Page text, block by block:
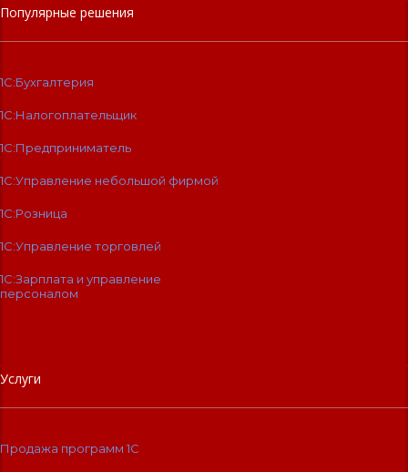
Популярные решения
1С:Бухгалтерия
1С:Налогоплательщик
1С:Предприниматель
1С:Управление небольшой фирмой
1С:Розница
1С:Управление торговлей
1С:Зарплата и управление
персоналом
Услуги
Продажа программ 1С